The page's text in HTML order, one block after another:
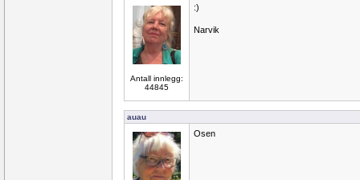
Antall innlegg:
44845
:)
Narvik
auau
Osen